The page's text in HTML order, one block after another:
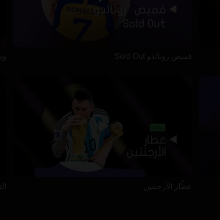
قميص رونالدو Sold Out
عطّار الأرجنتين